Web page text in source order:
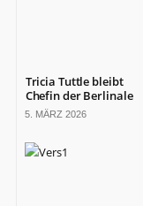
Tricia Tuttle bleibt
Chefin der Berlinale
5. MÄRZ 2026